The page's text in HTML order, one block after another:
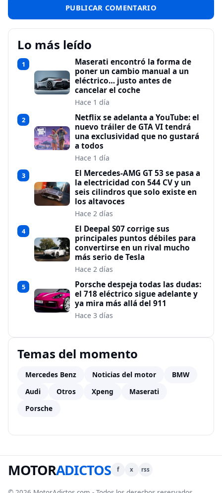
Lo más leído
1
Maserati encontró la forma de
poner un cambio manual a un
eléctrico… justo antes de
cancelar el coche
Hace 1 día
2
Netflix se adelanta a YouTube: el
nuevo tráiler de GTA VI tendrá
una exclusividad que no gustará
a todos
Hace 1 día
3
El Mercedes-AMG GT 53 se pasa a
la electricidad con 544 CV y un
seis cilindros que solo existe en
los altavoces
Hace 2 días
4
El Deepal S07 corrige sus
principales puntos débiles para
convertirse en un rival mucho
más serio de Tesla
Hace 2 días
5
Porsche despeja todas las dudas:
el 718 eléctrico sigue adelante y
ya mira más allá del 911
Hace 3 días
Temas del momento
Mercedes Benz Noticias del motor
BMW
Audi
Otros Xpeng
Maserati
Porsche
MOTORADICTOS f x rss